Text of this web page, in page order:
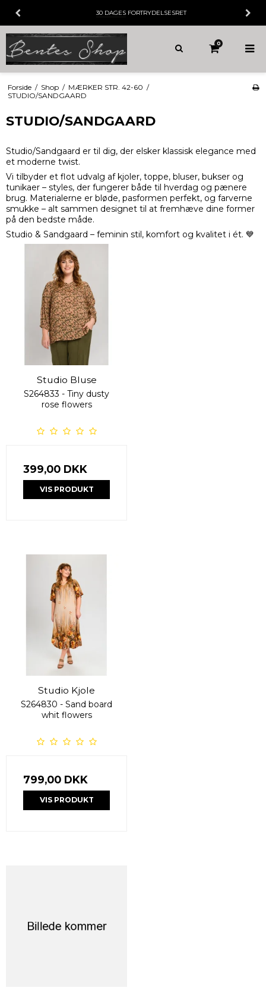
30 DAGESFORTRYDELSESRET
0
Forside / Shop / MÆRKER STR. 42-60 /
STUDIO/SANDGAARD
STUDIO/SANDGAARD
Studio/Sandgaard er til dig, der elsker klassisk elegance med
et moderne twist.
Vi tilbyder et flot udvalg af kjoler, toppe, bluser, bukser og
tunikaer – styles, der fungerer både til hverdag og pænere
brug. Materialerne er bløde, pasformen perfekt, og farverne
smukke – alt sammen designet til at fremhæve dine former
på den bedste måde.
Studio & Sandgaard – feminin stil, komfort og kvalitet i ét. 💙
Studio Bluse
S264833 - Tiny dusty
rose flowers
399,00 DKK
VIS PRODUKT
Studio Kjole
S264830 - Sand board
whit flowers
799,00 DKK
VIS PRODUKT